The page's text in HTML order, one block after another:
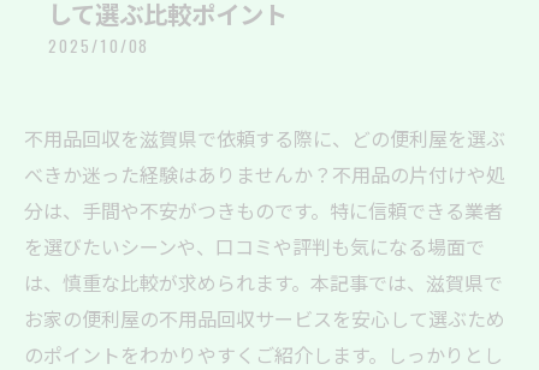
して選ぶ比較ポイント
2025/10/08
不用品回収を滋賀県で依頼する際に、どの便利屋を選ぶ
べきか迷った経験はありませんか？不用品の片付けや処
分は、手間や不安がつきものです。特に信頼できる業者
を選びたいシーンや、口コミや評判も気になる場面で
は、慎重な比較が求められます。本記事では、滋賀県で
お家の便利屋の不用品回収サービスを安心して選ぶため
のポイントをわかりやすくご紹介します。しっかりとし